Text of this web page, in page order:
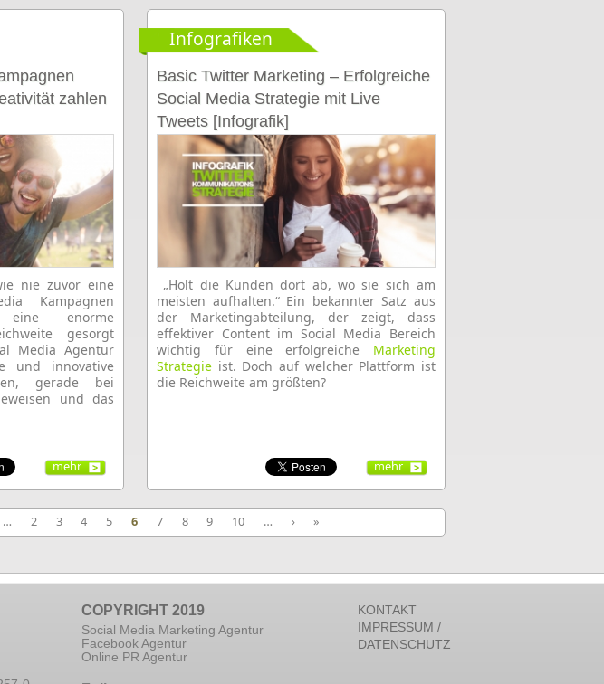
zahlen
nie zuvor eine
Kampagnen
enorme
gesorgt
Media Agentur
und innovative
gerade bei
und das
mehr
Infografiken
Basic Twitter Marketing – Erfolgreiche
Social Media Strategie mit Live
Tweets [Infografik]
„Holt die Kunden dort ab, wo sie sich am
meisten aufhalten.“ Ein bekannter Satz aus
der Marketingabteilung, der zeigt, dass
effektiver Content im Social Media Bereich
wichtig für eine erfolgreiche Marketing
Strategie ist. Doch auf welcher Plattform ist
die Reichweite am größten?
mehr
… 2 3 4 5 6 7 8 9 10 … › »
COPYRIGHT 2019
Social Media Marketing Agentur
Facebook Agentur
Online PR Agentur
KONTAKT
IMPRESSUM /
DATENSCHUTZ